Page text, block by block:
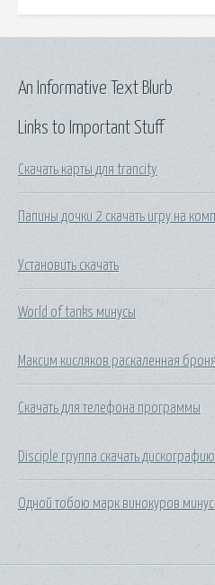
Links to Important Stuff
Скачать карты для trancity
Папины дочки 2 скачать игру на
Установить скачать
World of tanks минусы
Максим кисляков раскаленная
Скачать для телефона программы
Disciple группа скачать
Одной тобою марк винокуров
An Informative Text Blurb